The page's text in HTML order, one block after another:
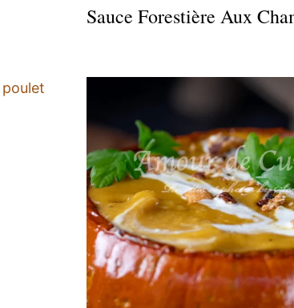
Sauce Forestière Aux